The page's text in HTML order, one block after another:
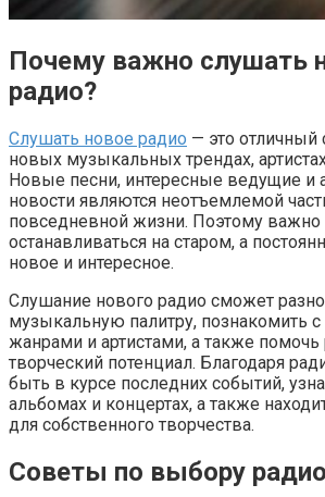
Почему важно слушать
радио?
Слушать новое радио — это отличный
новых музыкальных трендах,
Новые песни, интересные ведущие и
новости являются неотъемлемой
повседневной жизни. Поэтому важно
останавливаться на старом, а
новое и интересное.
Слушание нового радио сможет
музыкальную палитру, познакомить
жанрами и артистами, а также
творческий потенциал. Благодаря
быть в курсе последних событий,
альбомах и концертах, а также
для собственного творчества.
Советы по выбору